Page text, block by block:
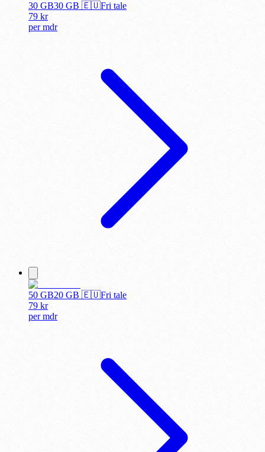
30 GB30 GB 🇪🇺Fri tale
79 kr
permdr
50 GB20 GB 🇪🇺Fri tale
79 kr
permdr